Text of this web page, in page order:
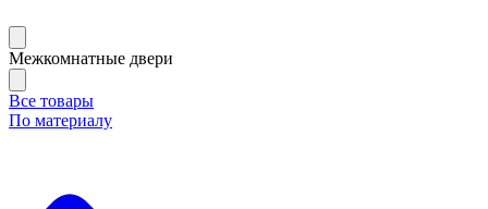
Межкомнатные двери
Все товары
По материалу